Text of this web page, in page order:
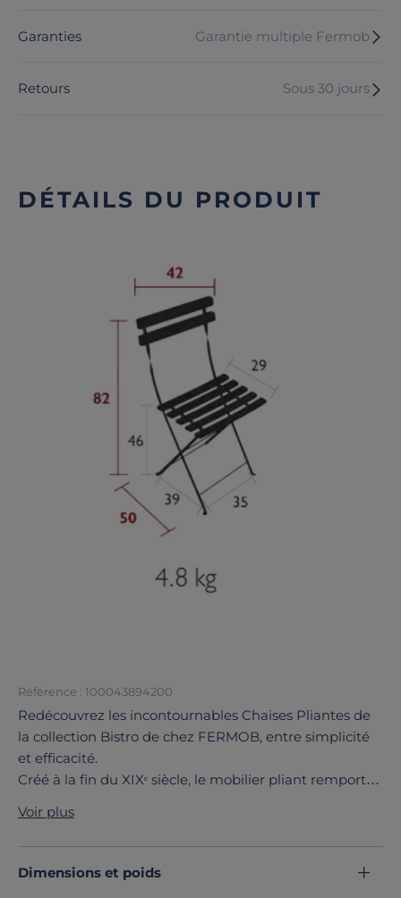
Garanties Garantie multiple Fermob
Retours Sous 30 jours
DÉTAILS DU PRODUIT
Référence : 100043894200
Redécouvrez les incontournables Chaises Pliantes de
la collection Bistro de chez FERMOB, entre simplicité
et efficacité.
Créé à la fin du XIXᵉ siècle, le mobilier pliant remporte
apprécié pour sa simplicité et sa rapidité de
rangement.
C’est à partir du modèle original “Simplex” décrit dans
Voir plus
Dimensions et poids